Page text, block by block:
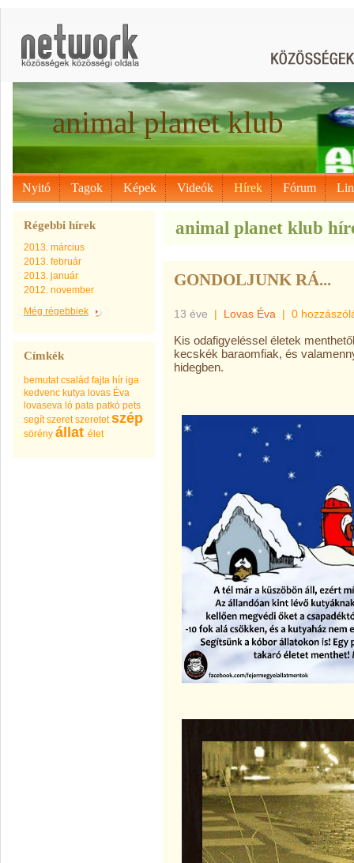
animal planet klub
Nyitó Tagok Képek Videók Hírek Fórum
Régebbi hírek
2013. március
2013. február
2013. január
2012. november
Még régebbiek
Címkék
bemutat család fajta hír iga
kedvenc kutya lovas Éva
lovaseva ló pata patkó pets
segít szeret szeretet szép
sörény állat élet
animal planet klub
GONDOLJUNK RÁ...
13 éve | Lovas Éva | 0
Kis odafigyeléssel életek
kecskék baraomfiak, és
hidegben.